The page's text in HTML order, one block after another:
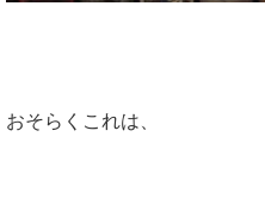
おそらくこれは、